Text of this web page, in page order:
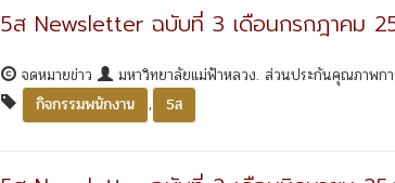
5ส Newsletter ฉบับที่ 3 เดือนกรกฎาคม
จดหมายข่าว มหาวิทยาลัยแม่ฟ้าหลวง. ส่วนประกันคุณภาพก
กิจกรรมพนักงาน
, 5ส